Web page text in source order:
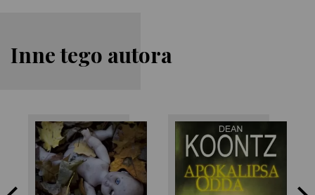
Inne tego autora
Dean Koontz
Dean Koontz